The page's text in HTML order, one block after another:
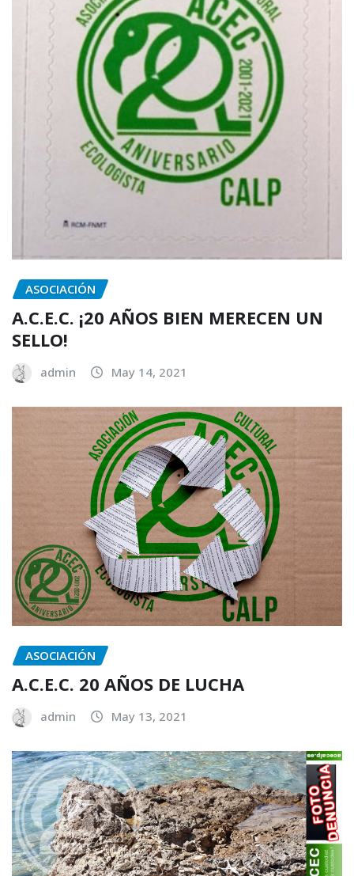
ASOCIACIÓN
A.C.E.C. ¡20 AÑOS BIEN MERECEN UN
SELLO!
admin May 14, 2021
ASOCIACIÓN
A.C.E.C. 20 AÑOS DE LUCHA
admin May 13, 2021